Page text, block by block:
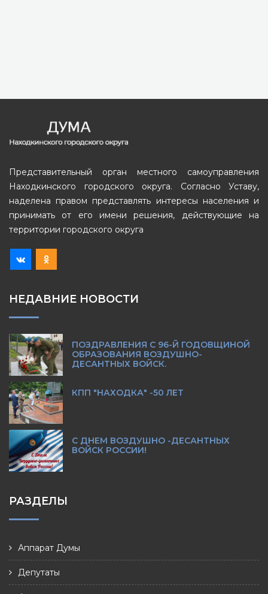
Представительный орган местного самоуправления
Находкинского городского округа. Согласно Уставу,
наделена правом представлять интересы населения и
принимать от его имени решения, действующие на
территории городского округа
НЕДАВНИЕ НОВОСТИ
ПОЗДРАВЛЕНИЯ С 96-Й ГОДОВЩИНОЙ
ОБРАЗОВАНИЯ ВОЗДУШНО-
ДЕСАНТНЫХ ВОЙСК.
КПП "НАХОДКА" -50 ЛЕТ
С ДНЕМ ВОЗДУШНО -ДЕСАНТНЫХ
ВОЙСК РОССИИ!
РАЗДЕЛЫ
Аппарат Думы
Депутаты